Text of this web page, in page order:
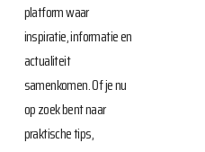
platform waar
inspiratie, informatie en
actualiteit
samenkomen. Of je nu
op zoek bent naar
praktische tips,